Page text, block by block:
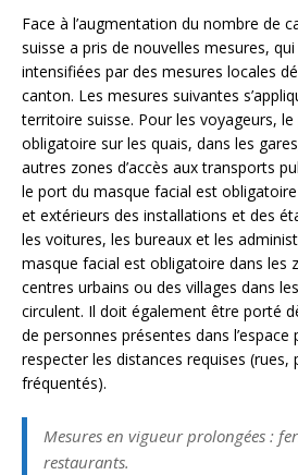
Face à l’augmentation du nombre de
suisse a pris de nouvelles mesures,
intensifiées par des mesures locales
canton. Les mesures suivantes
territoire suisse. Pour les voyageurs,
obligatoire sur les quais, dans les
autres zones d’accès aux transports
le port du masque facial est
et extérieurs des installations et des
les voitures, les bureaux et les
masque facial est obligatoire dans les
centres urbains ou des villages dans
circulent. Il doit également être porté
de personnes présentes dans
respecter les distances requises (rues,
fréquentés).
Mesures en vigueur prolongées :
restaurants.